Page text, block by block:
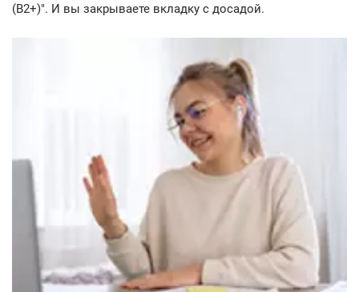
(B2+)". И вы закрываете вкладку с досадой.